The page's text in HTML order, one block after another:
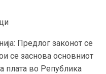
Предлог законот се
се заснова основниот
плата во Република